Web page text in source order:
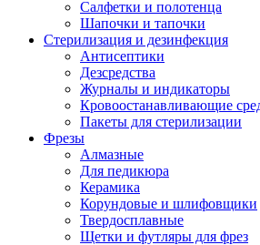
Салфетки и полотенца
Шапочки и тапочки
Стерилизация и дезинфекция
Антисептики
Дезсредства
Журналы и индикаторы
Кровоостанавливающие
Пакеты для стерилизации
Фрезы
Алмазные
Для педикюра
Керамика
Корундовые и шлифовщики
Твердосплавные
Щетки и футляры для фрез